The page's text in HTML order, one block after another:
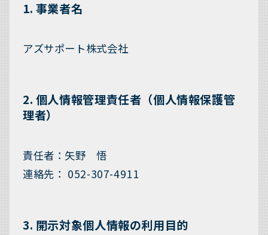
1. 事業者名
アズサポート株式会社
2. 個人情報管理責任者（個人情報保護管
理者）
責任者：矢野 悟
連絡先： 052-307-4911
3. 開示対象個人情報の利用目的